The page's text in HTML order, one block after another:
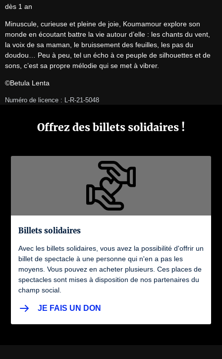
dès 1 an
Minuscule, curieuse et pleine de joie, Koumamour explore son
monde en écoutant battre la vie autour d’elle : les chants du vent,
la voix de sa maman, le bruissement des feuilles, les pas du
doudou… Peu à peu, tel un écho à ce peuple de silhouettes et de
sons, c’est sa propre mélodie qui se met à vibrer.
©Betula Lenta
Numéro de licence : L-R-21-5048
Offrez des billets solidaires !
Billets solidaires
Avec les billets solidaires, vous avez la possibilité d'offrir un
billet de spectacle à une personne qui n'en a pas les
moyens. Vous pouvez en acheter plusieurs. Ces places de
spectacles sont mises à disposition de nos partenaires du
champ social.
JE FAIS UN DON